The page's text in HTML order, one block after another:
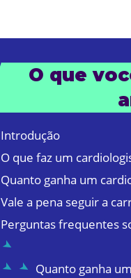
O que
Introdução
O que faz um
Quanto ganha um
Vale a pena seguir a
Perguntas frequentes
Quanto ganha